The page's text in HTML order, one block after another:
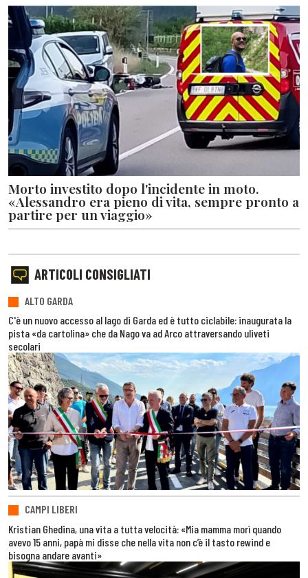
Morto investito dopo l'incidente in moto.
«Alessandro era pieno di vita, sempre pronto a
partire per un viaggio»
ARTICOLI CONSIGLIATI
ALTO GARDA
C'è un nuovo accesso al lago di Garda ed è tutto ciclabile: inaugurata la
pista «da cartolina» che da Nago va ad Arco attraversando uliveti
secolari
CAMPI LIBERI
Kristian Ghedina, una vita a tutta velocità: «Mia mamma morì quando
avevo 15 anni, papà mi disse che nella vita non c’è il tasto rewind e
bisogna andare avanti»